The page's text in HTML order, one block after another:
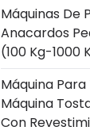
Máquinas De
Anacardos
(100 Kg-1000
Máquina
Máquina
Con